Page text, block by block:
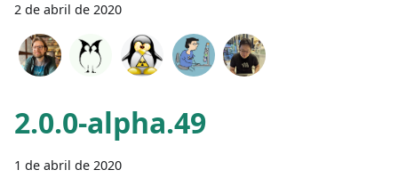
2 de abril de 2020
2.0.0-alpha.49
1 de abril de 2020